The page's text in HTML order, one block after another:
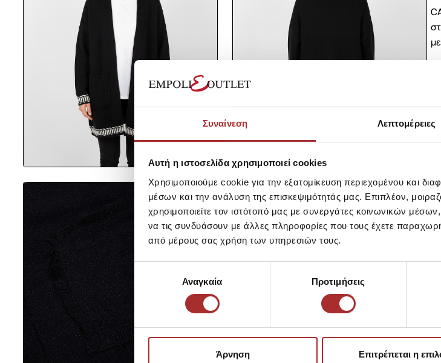
Συναίνεση Λεπτομέρειες
Αυτή η ιστοσελίδα χρησιμοποιεί cookies
Χρησιμοποιούμε cookie για την εξατομίκευση περιεχομένου και
μέσων και την ανάλυση της επισκεψιμότητάς μας. Επιπλέον,
χρησιμοποιείτε τον ιστότοπό μας με συνεργάτες κοινωνικών
να τις συνδυάσουν με άλλες πληροφορίες που τους έχετε
από μέρους σας χρήση των υπηρεσιών τους.
συγκατάθεσηςΑναγκαία Προτιμήσεις
Άρνηση Επιτρέπεται η